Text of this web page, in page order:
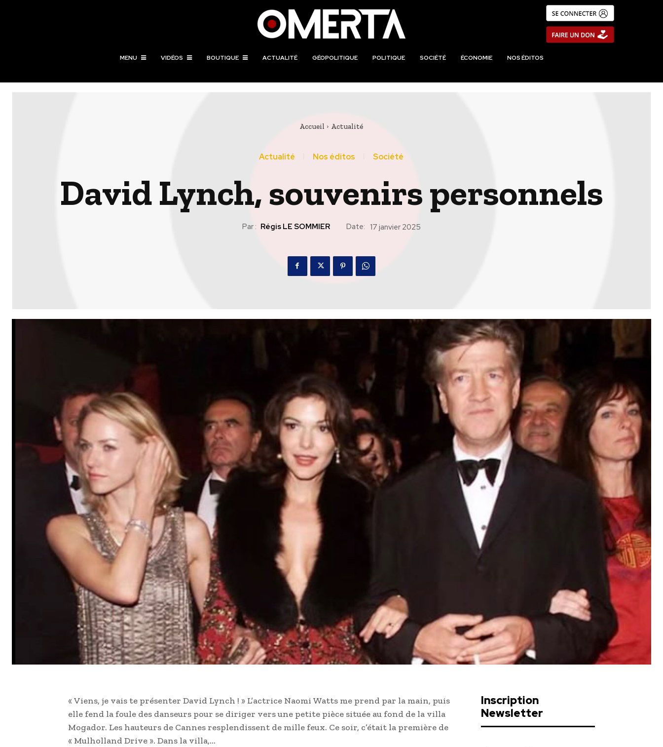
MENU VIDÉOS BOUTIQUE ACTUALITÉ GÉOPOLITIQUE POLITIQUE SOCIÉTÉ ÉCONOMIE NOS ÉDITOS
Accueil Actualité
Actualité Nos éditos Société
David Lynch, souvenirs personnels
Par : Régis LE SOMMIER Date: 17 janvier 2025
« Viens, je vais te présenter David Lynch ! » L’actrice Naomi Watts me prend par la main, puis
elle fend la foule des danseurs pour se diriger vers une petite pièce située au fond de la villa
Mogador. Les hauteurs de Cannes resplendissent de mille feux. Ce soir, c’était la première de
« Mulholland Drive ». Dans la villa,…
Inscription
Newsletter